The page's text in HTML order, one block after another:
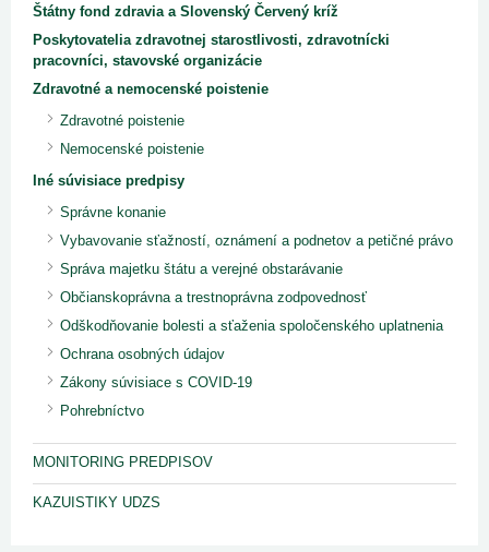
Štátny fond zdravia a Slovenský Červený kríž
Poskytovatelia zdravotnej starostlivosti, zdravotnícki
pracovníci, stavovské organizácie
Zdravotné a nemocenské poistenie
Zdravotné poistenie
Nemocenské poistenie
Iné súvisiace predpisy
Správne konanie
Vybavovanie sťažností, oznámení a podnetov a petičné právo
Správa majetku štátu a verejné obstarávanie
Občianskoprávna a trestnoprávna zodpovednosť
Odškodňovanie bolesti a sťaženia spoločenského uplatnenia
Ochrana osobných údajov
Zákony súvisiace s COVID-19
Pohrebníctvo
MONITORING PREDPISOV
KAZUISTIKY UDZS